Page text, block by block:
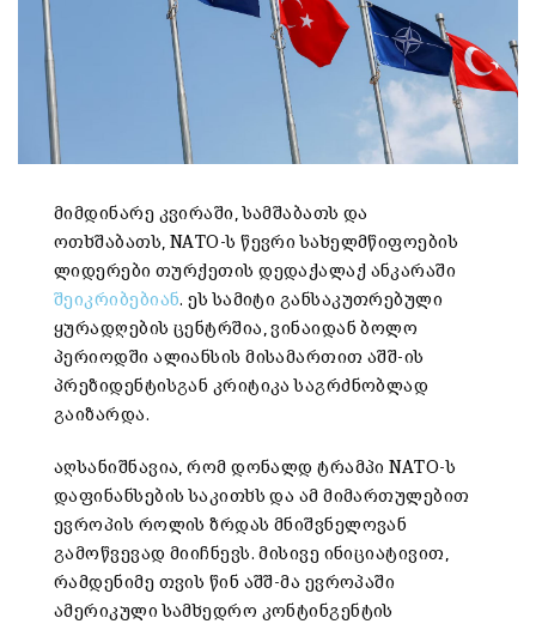
მიმდინარე კვირაში, სამშაბათს და
ოთხშაბათს, NATO-ს წევრი სახელმწიფოების
ლიდერები თურქეთის დედაქალაქ ანკარაში
შეიკრიბებიან. ეს სამიტი განსაკუთრებული
ყურადღების ცენტრშია, ვინაიდან ბოლო
პერიოდში ალიანსის მისამართით აშშ-ის
პრეზიდენტისგან კრიტიკა საგრძნობლად
გაიზარდა.
აღსანიშნავია, რომ დონალდ ტრამპი NATO-ს
დაფინანსების საკითხს და ამ მიმართულებით
ევროპის როლის ზრდას მნიშვნელოვან
გამოწვევად მიიჩნევს. მისივე ინიციატივით,
რამდენიმე თვის წინ აშშ-მა ევროპაში
ამერიკული სამხედრო კონტინგენტის